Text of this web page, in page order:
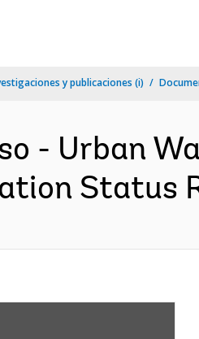
y publicaciones (i)
- Urban
Status